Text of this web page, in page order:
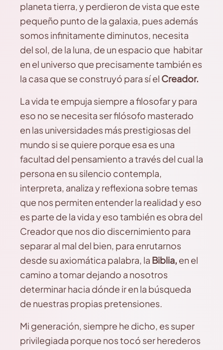
planeta tierra, y perdieron de vista que este
pequeño punto de la galaxia, pues además
somos infinitamente diminutos, necesita
del sol, de la luna, de un espacio que habitar
en el universo que precisamente también es
la casa que se construyó para sí el Creador.
La vida te empuja siempre a filosofar y para
eso no se necesita ser filósofo masterado
en las universidades más prestigiosas del
mundo si se quiere porque esa es una
facultad del pensamiento a través del cual la
persona en su silencio contempla,
interpreta, analiza y reflexiona sobre temas
que nos permiten entender la realidad y eso
es parte de la vida y eso también es obra del
Creador que nos dio discernimiento para
separar al mal del bien, para enrutarnos
desde su axiomática palabra, la Biblia, en el
camino a tomar dejando a nosotros
determinar hacia dónde ir en la búsqueda
de nuestras propias pretensiones.
Mi generación, siempre he dicho, es super
privilegiada porque nos tocó ser herederos